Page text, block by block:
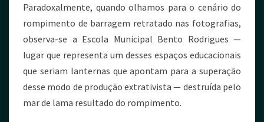
Paradoxalmente, quando olhamos para o cenário do
rompimento de barragem retratado nas fotografias,
observa-se a Escola Municipal Bento Rodrigues —
lugar que representa um desses espaços educacionais
que seriam lanternas que apontam para a superação
desse modo de produção extrativista — destruída pelo
mar de lama resultado do rompimento.